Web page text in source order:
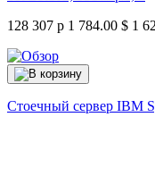
128 307 р 1 784.00 $ 1
Стоечный сервер IBM